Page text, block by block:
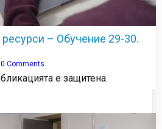
– Обучение 29-30.
0 Comments
е защитена.